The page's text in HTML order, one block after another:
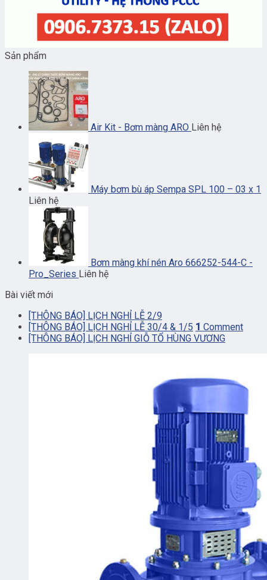
Sản phẩm
Air Kit - Bơm màng ARO Liên hệ
Máy bơm bù áp Sempa SPL 100 – 03 x 1
Liên hệ
Bơm màng khí nén Aro 666252-544-C -
Pro_Series Liên hệ
Bài viết mới
[THÔNG BÁO] LỊCH NGHỈ LỄ 2/9
[THÔNG BÁO] LỊCH NGHỈ LỄ 30/4 & 1/5 1 Comment
[THÔNG BÁO] LỊCH NGHỈ GIỖ TỔ HÙNG VƯƠNG